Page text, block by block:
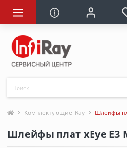
Комплектующие iRay Шлейфы
Шлейфы плат xEye E3